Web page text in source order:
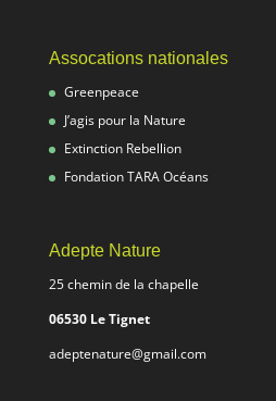
Assocations nationales
Greenpeace
J’agis pour la Nature
Extinction Rebellion
Fondation TARA Océans
Adepte Nature
25 chemin de la chapelle
06530 Le Tignet
adeptenature@gmail.com